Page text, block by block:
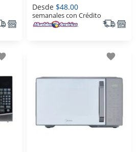
Desde $48.00
semanales con Crédito
favorite